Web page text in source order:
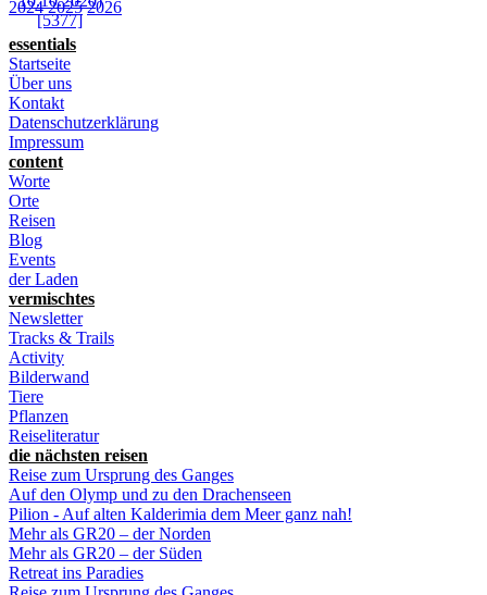
2024 2025 2026
essentials
Startseite
Über uns
Kontakt
Datenschutzerklärung
Impressum
content
Worte
Orte
Reisen
Blog
Events
der Laden
vermischtes
Newsletter
Tracks & Trails
Activity
Bilderwand
Tiere
Pflanzen
Reiseliteratur
die nächsten reisen
Reise zum Ursprung des Ganges
Auf den Olymp und zu den Drachenseen
Pilion - Auf alten Kalderimia dem Meer ganz nah!
Mehr als GR20 – der Norden
Mehr als GR20 – der Süden
Retreat ins Paradies